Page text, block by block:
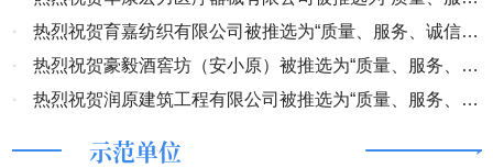
务、诚信AAA级企业”
·
热烈祝贺育嘉纺织有限公司被推选为“质量、服务、诚信
AAA级企业”
·
热烈祝贺豪毅酒窖坊（安小原）被推选为“质量、服务、诚
信AAA级企业”
·
热烈祝贺润原建筑工程有限公司被推选为“质量、服务、诚
示范单位